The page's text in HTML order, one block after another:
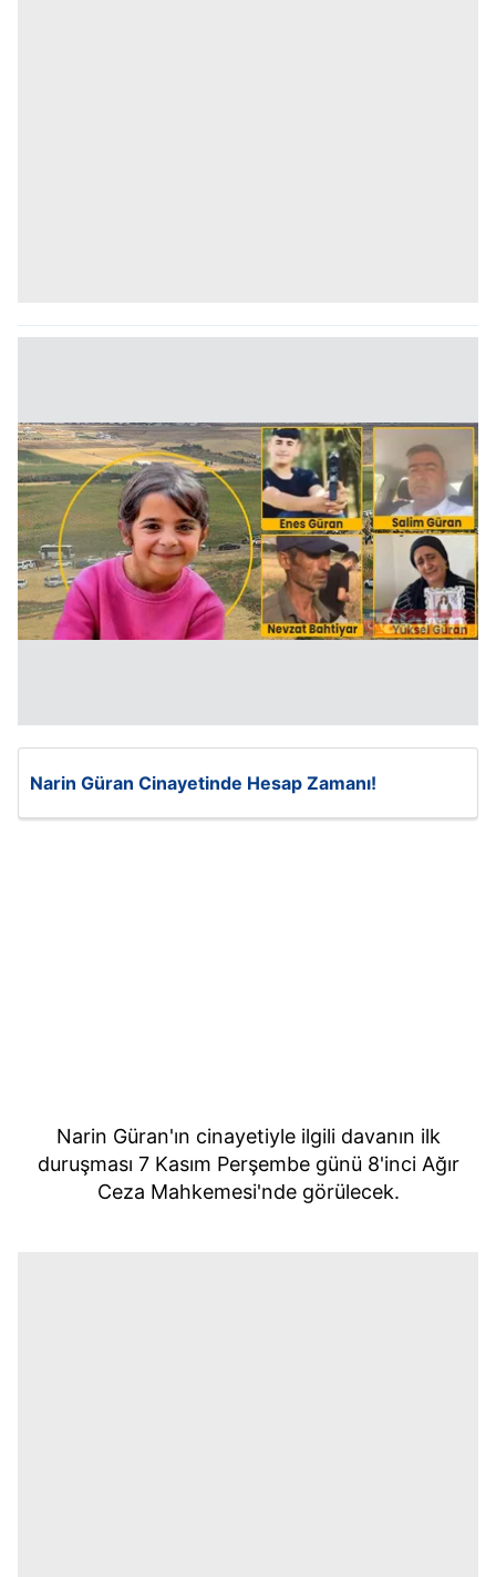
Narin Güran Cinayetinde Hesap Zamanı!
Narin Güran'ın cinayetiyle ilgili davanın ilk
duruşması 7 Kasım Perşembe günü 8'inci Ağır
Ceza Mahkemesi'nde görülecek.